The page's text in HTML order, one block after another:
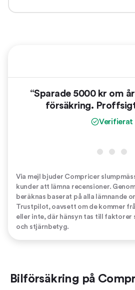
“Sparade 5000 kr om
försäkring.
Verifierat
Via mejl bjuder Compricer
kunder att lämna recensioner.
beräknas baserat på alla lämnande
Trustpilot, oavsett om de kommer
eller inte, där hänsyn tas till faktorer
och stjärnbetyg.
Bilförsäkring på